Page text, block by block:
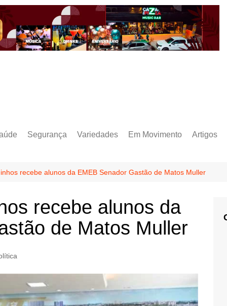
Segurança Variedades Em Movimento Artigos
recebe alunos da EMEB Senador Gastão de Matos Muller
recebe alunos da
de Matos Muller